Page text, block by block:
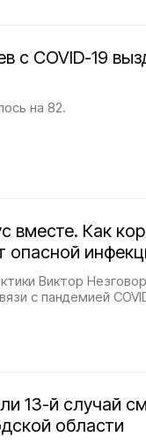
с COVID-19
на 82.
вместе. Как
опасной
Виктор
с пандемией
13-й случай
области